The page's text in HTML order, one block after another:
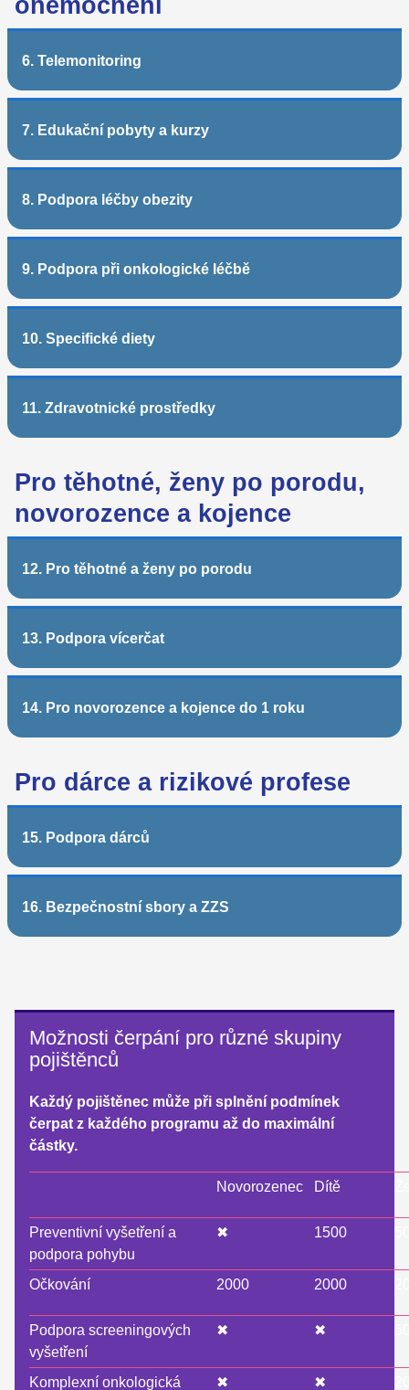
6. Telemonitoring
7. Edukační pobyty a kurzy
8. Podpora léčby obezity
9. Podpora při onkologické léčbě
10. Specifické diety
11. Zdravotnické prostředky
Pro těhotné, ženy po porodu,
novorozence a kojence
12. Pro těhotné a ženy po porodu
13. Podpora vícerčat
14. Pro novorozence a kojence do 1 roku
Pro dárce a rizikové profese
15. Podpora dárců
16. Bezpečnostní sbory a ZZS
Možnosti čerpání pro různé skupiny
pojištěnců
Každý pojištěnec může při splnění podmínek
čerpat z každého programu až do maximální
částky.
Novorozenec Dítě
Preventivní vyšetření a
podpora pohybu
✖ 1500
Očkování 2000 2000
Podpora screeningových
vyšetření
✖ ✖
Komplexní onkologická ✖ ✖